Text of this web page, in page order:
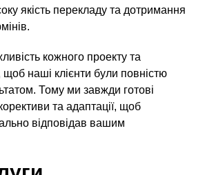
якість перекладу та дотримання
кожного проекту та
наші клієнти були повністю
Тому ми завжди готові
та адаптації, щоб
відповідав вашим